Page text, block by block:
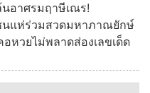
อาศรมฤาษีเณร!
นแห่ร่วมสวดมหาภาณยักษ์
หวยไม่พลาดส่องเลขเด็ด